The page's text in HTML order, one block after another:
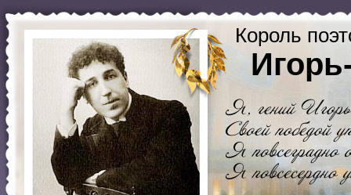
Король